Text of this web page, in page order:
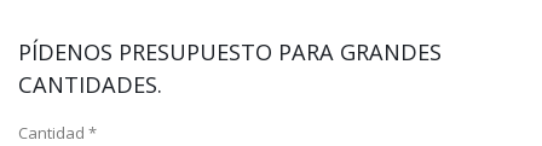
PÍDENOS PRESUPUESTO PARA GRANDES
CANTIDADES.
Cantidad *